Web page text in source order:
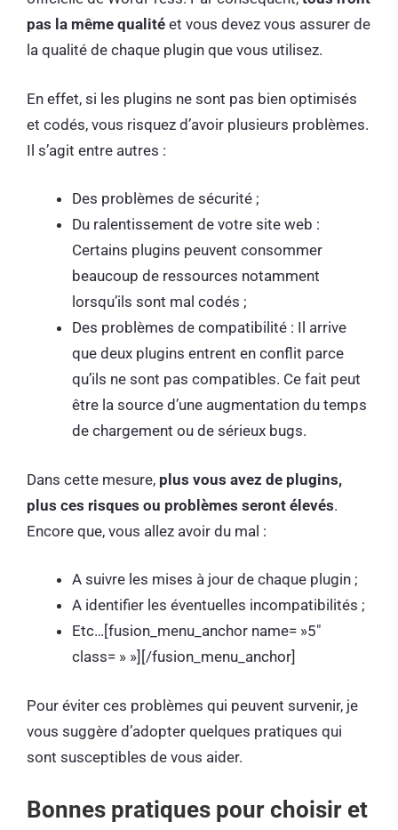
pas la même qualité et vous devez vous assurer de
la qualité de chaque plugin que vous utilisez.
En effet, si les plugins ne sont pas bien optimisés
et codés, vous risquez d’avoir plusieurs problèmes.
Il s’agit entre autres :
Des problèmes de sécurité ;
Du ralentissement de votre site web :
Certains plugins peuvent consommer
beaucoup de ressources notamment
lorsqu’ils sont mal codés ;
Des problèmes de compatibilité : Il arrive
que deux plugins entrent en conflit parce
qu’ils ne sont pas compatibles. Ce fait peut
être la source d’une augmentation du temps
de chargement ou de sérieux bugs.
Dans cette mesure, plus vous avez de plugins,
plus ces risques ou problèmes seront élevés.
Encore que, vous allez avoir du mal :
A suivre les mises à jour de chaque plugin ;
A identifier les éventuelles incompatibilités ;
Etc…[fusion_menu_anchor name= »5″
class= » »][/fusion_menu_anchor]
Pour éviter ces problèmes qui peuvent survenir, je
vous suggère d’adopter quelques pratiques qui
sont susceptibles de vous aider.
Bonnes pratiques pour choisir et